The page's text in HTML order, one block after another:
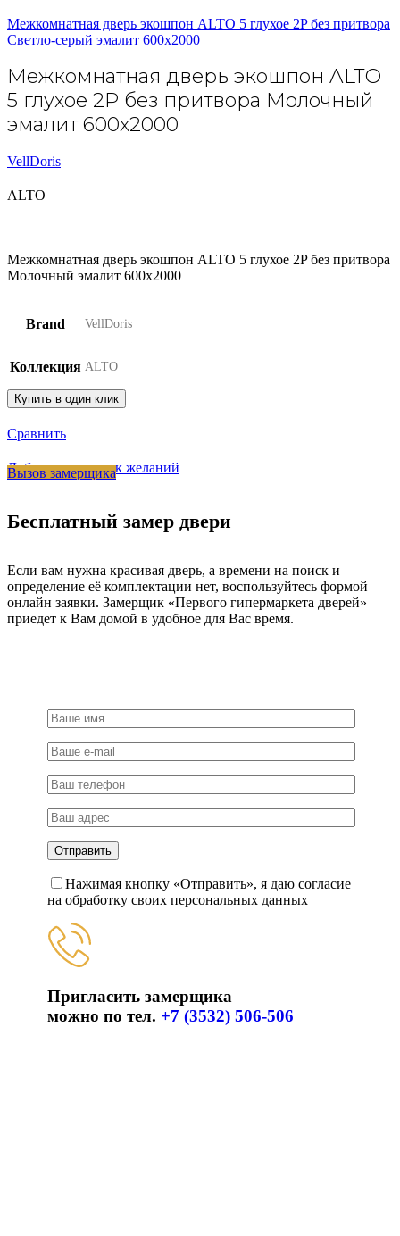
Межкомнатная дверь экошпон ALTO 5 глухое 2P без притвора
Светло-серый эмалит 600х2000
Межкомнатная дверь экошпон ALTO
5 глухое 2P без притвора Молочный
эмалит 600х2000
VellDoris
ALTO
Межкомнатная дверь экошпон ALTO 5 глухое 2P без притвора
Молочный эмалит 600х2000
Brand VellDoris
Коллекция ALTO
Купить в один клик
Сравнить
Добавить в список желаний
Вызов замерщика
Бесплатный замер двери
Если вам нужна красивая дверь, а времени на поиск и
определение её комплектации нет, воспользуйтесь формой
онлайн заявки. Замерщик «Первого гипермаркета дверей»
приедет к Вам домой в удобное для Вас время.
Нажимая кнопку «Отправить», я даю согласие
на обработку своих персональных данных
Пригласить замерщика
можно по тел. +7 (3532) 506-506